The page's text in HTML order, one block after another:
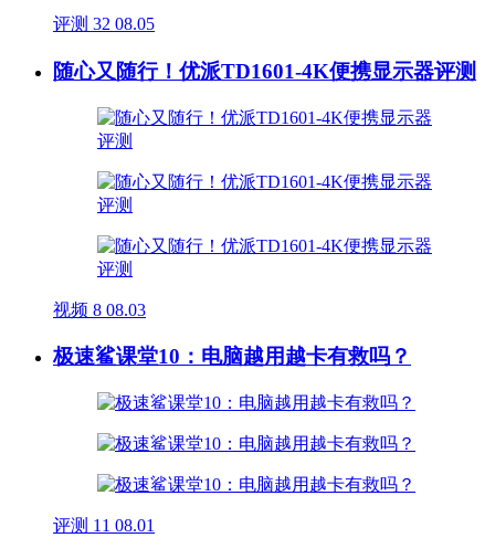
评测 32 08.05
随心又随行！优派TD1601-4K便携显示器评测
视频 8 08.03
极速鲨课堂10：电脑越用越卡有救吗？
评测 11 08.01